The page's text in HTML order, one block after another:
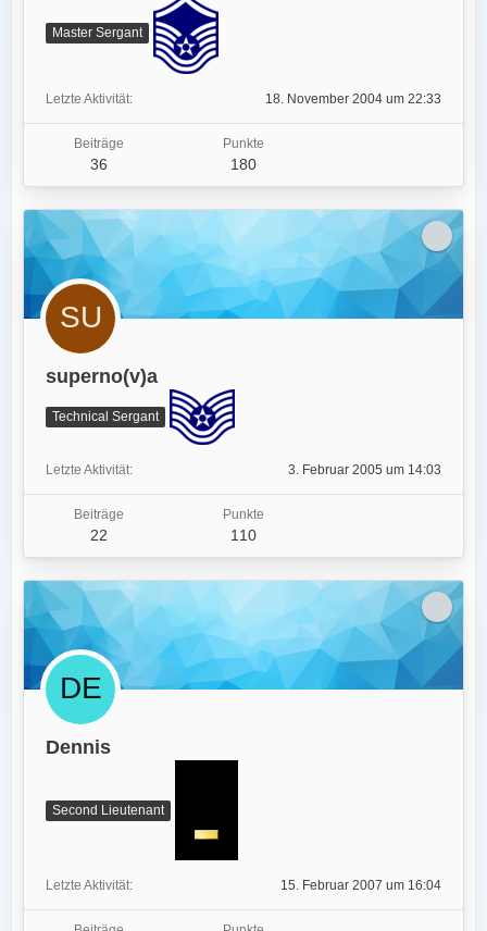
Master Sergant
Letzte Aktivität 18. November 2004 um 22:33
Beiträge
36
Punkte
180
superno(v)a
Technical Sergant
Letzte Aktivität 3. Februar 2005 um 14:03
Beiträge
22
Punkte
110
Dennis
Second Lieutenant
Letzte Aktivität 15. Februar 2007 um 16:04